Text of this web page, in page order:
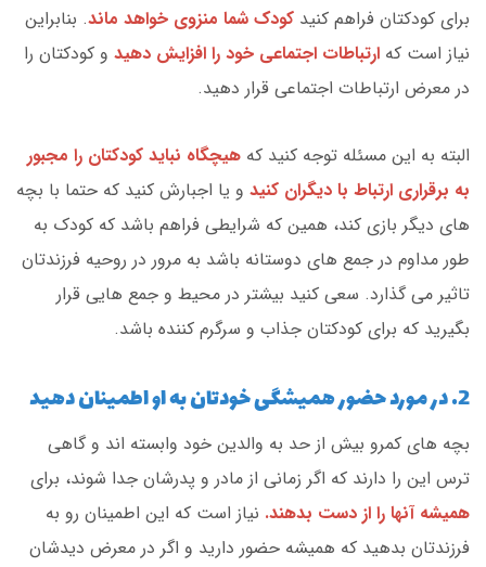
برای کودکتان فراهم کنید کودک شما منزوی خواهد ماند. بنابراین
نیاز است که ارتباطات اجتماعی خود را افزایش دهید و کودکتان را
در معرض ارتباطات اجتماعی قرار دهید.
البته به این مسئله توجه کنید که هیچگاه نباید کودکتان را مجبور
به برقراری ارتباط با دیگران کنید و یا اجبارش کنید که حتما با بچه
های دیگر بازی کند، همین که شرایطی فراهم باشد که کودک به
طور مداوم در جمع های دوستانه باشد به مرور در روحیه فرزندتان
تاثیر می گذارد. سعی کنید بیشتر در محیط و جمع هایی قرار
بگیرید که برای کودکتان جذاب و سرگرم کننده باشد.
2. در مورد حضور همیشگی خودتان به او اطمینان دهید
بچه های کمرو بیش از حد به والدین خود وابسته اند و گاهی
ترس این را دارند که اگر زمانی از مادر و پدرشان جدا شوند، برای
همیشه آنها را از دست بدهند. نیاز است که این اطمینان رو به
فرزندتان بدهید که همیشه حضور دارید و اگر در معرض دیدشان